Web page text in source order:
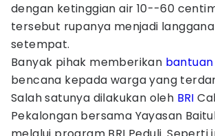
dengan ketinggian air 10--60
tersebut rupanya menjadi
setempat.
Banyak pihak memberikan bantuan
bencana kepada warga yang
Salah satunya dilakukan oleh BRI
Pekalongan bersama Yayasan